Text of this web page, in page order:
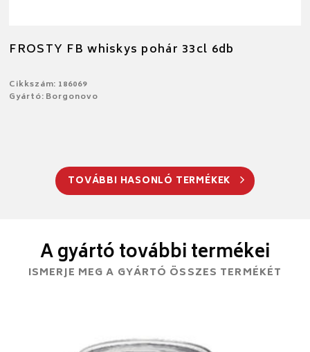
FROSTY FB whiskys pohár 33cl 6db
Cikkszám: 186069
Gyártó: Borgonovo
TOVÁBBI HASONLÓ TERMÉKEK
A gyártó további termékei
ISMERJE MEG A GYÁRTÓ ÖSSZES TERMÉKÉT